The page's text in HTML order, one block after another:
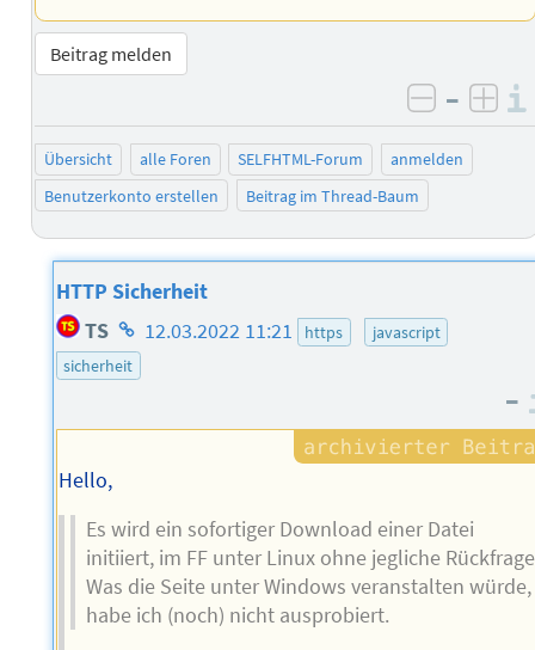
Beitrag melden
negativ
–
Übersicht alle Foren SELFHTML-Forum
anmelden
Benutzerkonto erstellen
Beitrag im Thread-Baum
HTTP Sicherheit
TS Homepage
des
12.03.2022 11:21 https
javascript
sicherheit
–
Hello,
Es wird ein sofortiger Download einer Datei
initiiert, im FF unter Linux ohne jegliche
Was die Seite unter Windows veranstalten würde,
habe ich (noch) nicht ausprobiert.